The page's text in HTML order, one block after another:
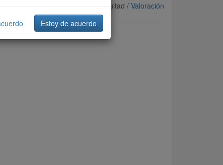
Ordenar por:Más recientes/ Dificultad / Valoración
Estoy de acuerdo